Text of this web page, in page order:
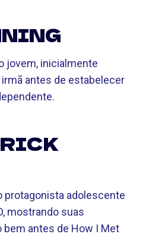
jovem, inicialmente
antes de estabelecer
protagonista adolescente
mostrando suas
bem antes de How I Met